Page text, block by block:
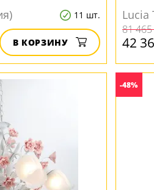
11 шт.
В КОРЗИНУ
Lucia
81
42
-48%